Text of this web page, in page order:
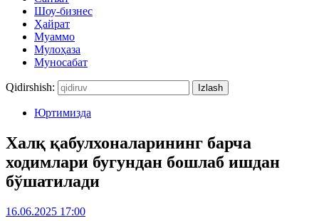
Шоу-бизнес
Ҳайрат
Муаммо
Мулоҳаза
Муносабат
Qidirshish:
Юртимизда
Халқ қабулхоналарининг барча
ходимлари бугундан бошлаб ишдан
бўшатилади
16.06.2025 17:00